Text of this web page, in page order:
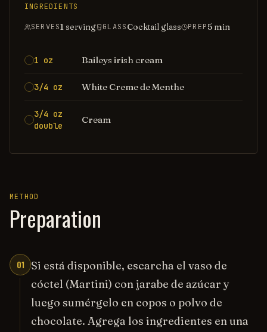
INGREDIENTS
SERVES1 serving GLASSCocktail glass PREP5 min
1 oz Baileys irish cream
3/4 oz White Creme de Menthe
3/4 oz
double
Cream
METHOD
Preparation
01
Si está disponible, escarcha el vaso de
cóctel (Martini) con jarabe de azúcar y
luego sumérgelo en copos o polvo de
chocolate. Agrega los ingredientes en una